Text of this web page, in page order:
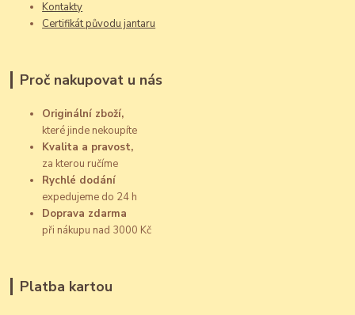
Kontakty
Certifikát původu jantaru
Proč nakupovat u nás
Originální zboží,
které jinde nekoupíte
Kvalita a pravost,
za kterou ručíme
Rychlé dodání
expedujeme do 24 h
Doprava zdarma
při nákupu nad 3000 Kč
Platba kartou